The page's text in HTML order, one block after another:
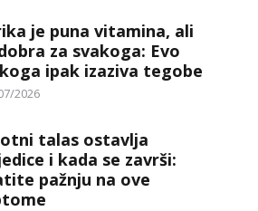
je puna vitamina, ali
za svakoga: Evo
ipak izaziva tegobe
2026
talas ostavlja
i kada se završi:
pažnju na ove